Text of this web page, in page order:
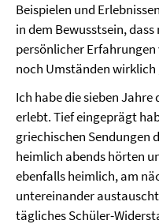
Beispielen und
in dem Bewusstsein,
persönlicher
noch Umständen
Ich habe die sieben
erlebt. Tief eingeprägt
griechischen Sendungen
heimlich abends hörten
ebenfalls heimlich, am
untereinander
tägliches Schüler-